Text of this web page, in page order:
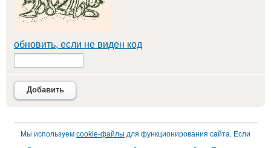
обновить, если не виден код
Добавить
Мы используем cookie-файлы для функционирования сайта. Если